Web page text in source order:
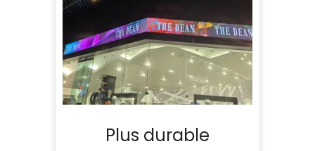
Plus durable